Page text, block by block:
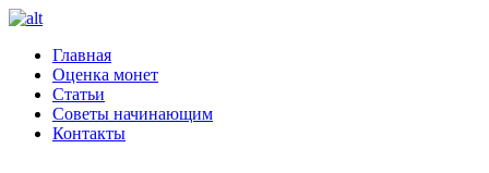
Главная
Оценка монет
Статьи
Советы начинающим
Контакты